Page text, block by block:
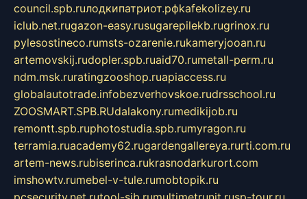
council.spb.ruлодкипатриот.рфkafekolizey.ru
iclub.net.rugazon-easy.rusugarepilekb.rugrinox.ru
pylesostineco.rumsts-ozarenie.rukameryjooan.ru
artemovskij.rudopler.spb.ruaid70.rumetall-perm.ru
ndm.msk.ruratingzooshop.ruapiaccess.ru
globalautotrade.infobezverhovskoe.rudrsschool.ru
ZOOSMART.SPB.RUdalakony.rumedikijob.ru
remontt.spb.ruphotostudia.spb.rumyragon.ru
terramia.ruacademy62.rugardengallereya.rurti.com.ru
artem-news.rubiserinca.rukrasnodarkurort.com
imshowtv.rumebel-v-tule.rumobtopik.ru